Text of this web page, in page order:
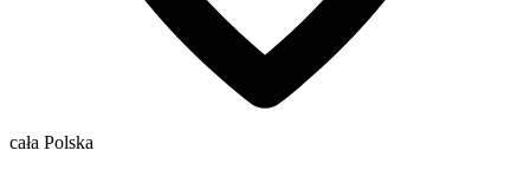
cała Polska